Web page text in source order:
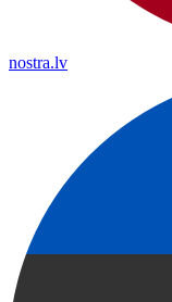
nostra.lv